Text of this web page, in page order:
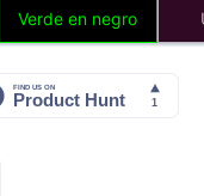
Verde en negro